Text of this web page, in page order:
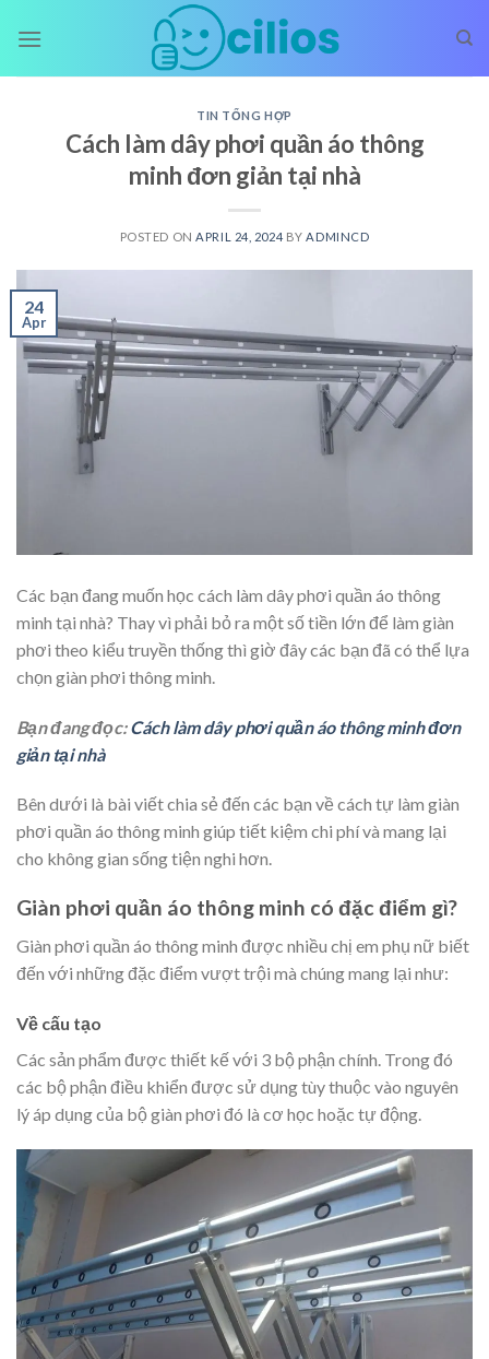
TIN TỔNG HỢP
Cách làm dây phơi quần áo thông
minh đơn giản tại nhà
POSTED ON APRIL 24, 2024 BY ADMINCD
24
Apr
Các bạn đang muốn học cách làm dây phơi quần áo thông
minh tại nhà? Thay vì phải bỏ ra một số tiền lớn để làm giàn
phơi theo kiểu truyền thống thì giờ đây các bạn đã có thể lựa
chọn giàn phơi thông minh.
Bạn đang đọc:Cách làm dây phơi quần áo thông minh đơn
giản tại nhà
Bên dưới là bài viết chia sẻ đến các bạn về cách tự làm giàn
phơi quần áo thông minh giúp tiết kiệm chi phí và mang lại
cho không gian sống tiện nghi hơn.
Giàn phơi quần áo thông minh có đặc điểm gì?
Giàn phơi quần áo thông minh được nhiều chị em phụ nữ biết
đến với những đặc điểm vượt trội mà chúng mang lại như:
Về cấu tạo
Các sản phẩm được thiết kế với 3 bộ phận chính. Trong đó
các bộ phận điều khiển được sử dụng tùy thuộc vào nguyên
lý áp dụng của bộ giàn phơi đó là cơ học hoặc tự động.